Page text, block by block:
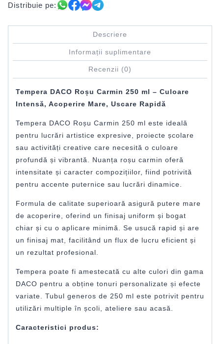
Distribuie pe:
Descriere
Informații suplimentare
Recenzii (0)
Tempera DACO Roșu Carmin 250 ml – Culoare
Intensă, Acoperire Mare, Uscare Rapidă
Tempera DACO Roșu Carmin 250 ml este ideală
pentru lucrări artistice expresive, proiecte școlare
sau activități creative care necesită o culoare
profundă și vibrantă. Nuanța roșu carmin oferă
intensitate și caracter compozițiilor, fiind potrivită
pentru accente puternice sau lucrări dinamice.
Formula de calitate superioară asigură putere mare
de acoperire, oferind un finisaj uniform și bogat
chiar și cu o aplicare minimă. Se usucă rapid și are
un finisaj mat, facilitând un flux de lucru eficient și
un rezultat profesional.
Tempera poate fi amestecată cu alte culori din gama
DACO pentru a obține tonuri personalizate și efecte
variate. Tubul generos de 250 ml este potrivit pentru
utilizări multiple în școli, ateliere sau acasă.
Caracteristici produs: